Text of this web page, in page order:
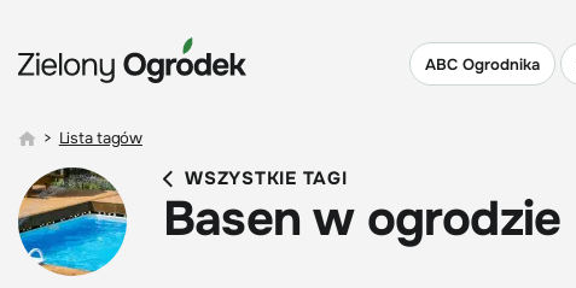
ABC Ogrodnika
> Lista tagów
WSZYSTKIE TAGI
Basen w ogrodzie